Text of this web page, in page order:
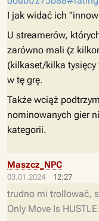
I jak widać ich
U streamerów,
zarówno mali (z
(kilkaset/kilka tysięcy
w tę grę.
Także wciąż
nominowanych gier
kategorii.
03.01.2024 12:27
Maszcz_NPC
trudno mi trollować,
Only Move Is